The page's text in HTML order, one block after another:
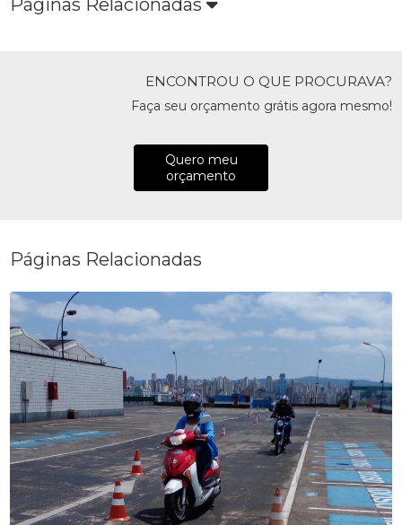
ENCONTROU O QUE PROCURAVA?
Faça seu orçamento grátis agora mesmo!
Quero meu
orçamento
Páginas Relacionadas